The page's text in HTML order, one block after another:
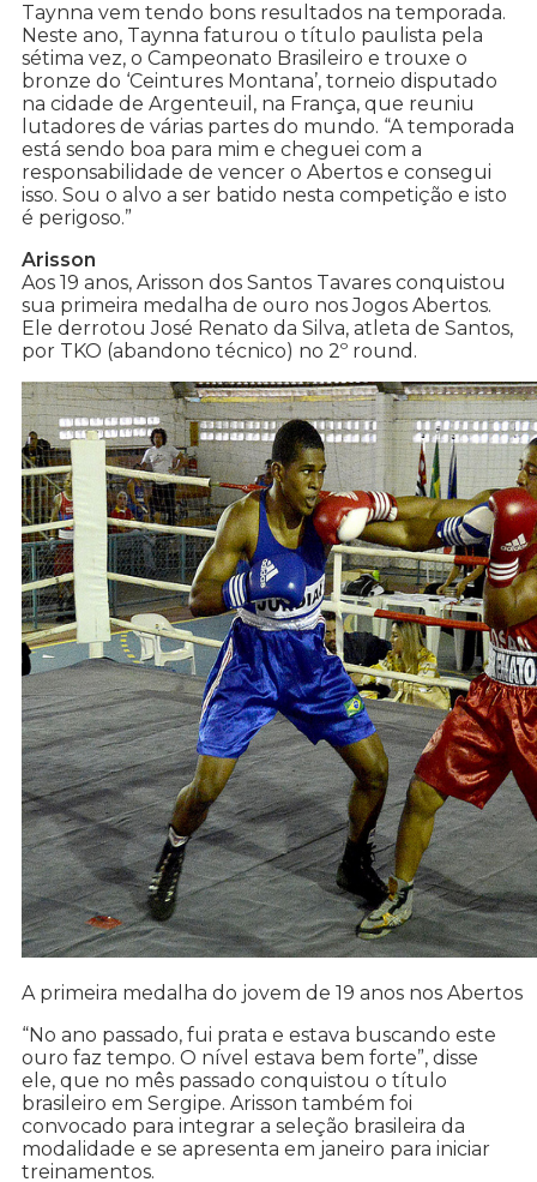
Taynna vem tendo bons resultados na temporada.
Neste ano, Taynna faturou o título paulista pela
sétima vez, o Campeonato Brasileiro e trouxe o
bronze do ‘Ceintures Montana’, torneio disputado
na cidade de Argenteuil, na França, que reuniu
lutadores de várias partes do mundo. “A temporada
está sendo boa para mim e cheguei com a
responsabilidade de vencer o Abertos e consegui
isso. Sou o alvo a ser batido nesta competição e isto
é perigoso.”
Arisson
Aos 19 anos, Arisson dos Santos Tavares conquistou
sua primeira medalha de ouro nos Jogos Abertos.
Ele derrotou José Renato da Silva, atleta de Santos,
por TKO (abandono técnico) no 2º round.
A primeira medalha do jovem de 19 anos nos Abertos
“No ano passado, fui prata e estava buscando este
ouro faz tempo. O nível estava bem forte”, disse
ele, que no mês passado conquistou o título
brasileiro em Sergipe. Arisson também foi
convocado para integrar a seleção brasileira da
modalidade e se apresenta em janeiro para iniciar
treinamentos.